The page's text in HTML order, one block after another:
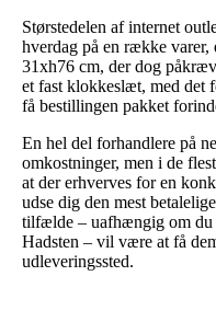
Størstedelen af internet
hverdag på en række
31xh76 cm, der dog
et fast klokkeslæt, med det
få bestillingen pakket
En hel del forhandlere på
omkostninger, men i de
at der erhverves for en
udse dig den mest
tilfælde – uafhængig om du
Hadsten – vil være at få
udleveringssted.